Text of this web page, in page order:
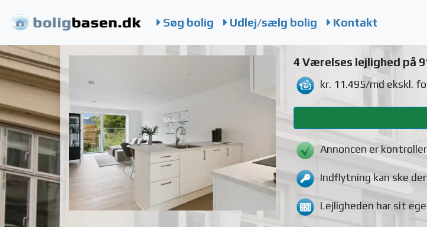
Søg bolig Udlej/sælg bolig Kontakt
4 Værelses lejlighed på
kr. 11.495/mdekskl.
Annoncen er
Indflytning kan ske
Lejligheden har sit